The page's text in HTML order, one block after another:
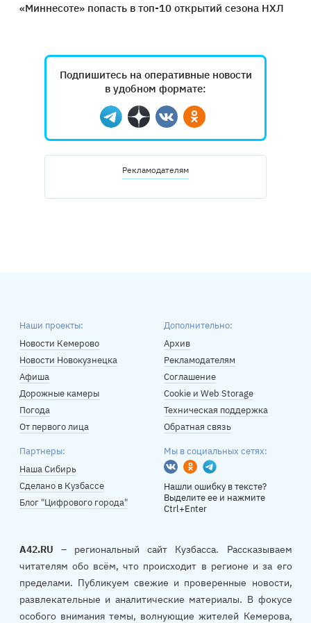
«Миннесоте» попасть в топ-10 открытий сезона НХЛ
Подпишитесь на оперативные новости
в удобном формате:
Telegram
ДзенВконтактеОдноклассники
Рекламодателям
Наши проекты:
Новости Кемерово
Новости Новокузнецка
Афиша
Дорожные камеры
Погода
От первого лица
Дополнительно:
Архив
Рекламодателям
Соглашение
Cookie и Web Storage
Техническая поддержка
Обратная связь
Партнеры:
Наша Сибирь
Сделано в Кузбассе
Блог "Цифрового города"
Мы в социальных сетях:
Вконтакте
Одноклассники
Telegram
Нашли ошибку в тексте?
Выделите ее и нажмите
Ctrl+Enter
A42.RU – региональный сайт Кузбасса. Рассказываем
читателям обо всём, что происходит в регионе и за его
пределами. Публикуем свежие и проверенные новости,
развлекательные и аналитические материалы. В фокусе
особого внимания темы, волнующие жителей Кемерова,